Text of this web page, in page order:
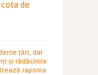
cota de
țări, dar
și rădăcinile
Japonia